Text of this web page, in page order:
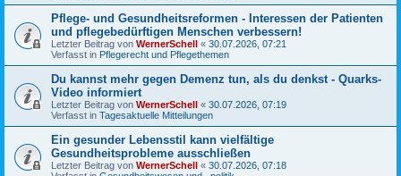
Pflege- und Gesundheitsreformen - Interessen der Patienten
und pflegebedürftigen Menschen verbessern!
Letzter Beitrag von WernerSchell « 30.07.2026, 07:21
Verfasst in Pflegerecht und Pflegethemen
Du kannst mehr gegen Demenz tun, als du denkst - Quarks-
Video informiert
Letzter Beitrag von WernerSchell « 30.07.2026, 07:19
Verfasst in Tagesaktuelle Mitteilungen
Ein gesunder Lebensstil kann vielfältige
Gesundheitsprobleme ausschließen
Letzter Beitrag von WernerSchell « 30.07.2026, 07:18